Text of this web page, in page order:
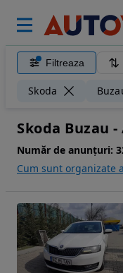
Filtreaza
Skoda
Skoda Buzau
Număr de anunțuri:
Cum sunt organizate